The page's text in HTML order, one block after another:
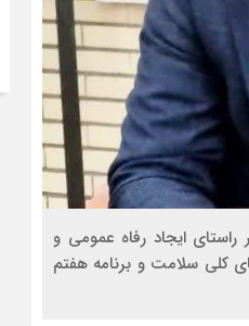
ایجاد رفاه عمومی و
سلامت و برنامه هفتم